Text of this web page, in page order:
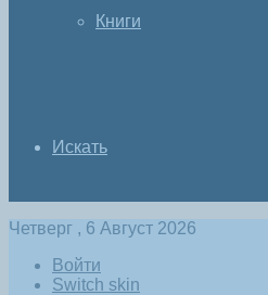
Книги
Искать
Четверг , 6 Август 2026
Войти
Switch skin